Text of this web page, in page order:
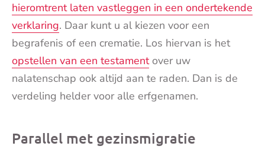
hieromtrent laten vastleggen in een ondertekende
verklaring. Daar kunt u al kiezen voor een
begrafenis of een crematie. Los hiervan is het
opstellen van een testamentover uw
nalatenschap ook altijd aan te raden. Dan is de
verdeling helder voor alle erfgenamen.
Parallel met gezinsmigratie